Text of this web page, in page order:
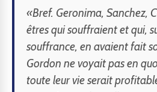
«Bref. Geronima, Sanchez,
êtres qui souffraient et qui,
souffrance, en avaient fait
Gordon ne voyait pas en
toute leur vie serait